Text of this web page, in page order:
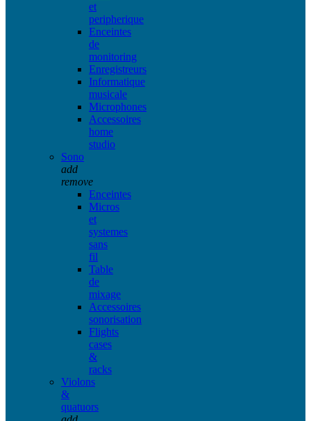
et
peripherique
Enceintes
de
monitoring
Enregistreurs
Informatique
musicale
Microphones
Accessoires
home
studio
Sono
add
remove
Enceintes
Micros
et
systemes
sans
fil
Table
de
mixage
Accessoires
sonorisation
Flights
cases
&
racks
Violons
&
quatuors